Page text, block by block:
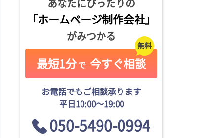
あなたにぴったりの
「ホームページ制作会社」
がみつかる
最短1分 で 今すぐ相談
お電話でもご相談承ります
平日10:00〜19:00
050-5490-0994